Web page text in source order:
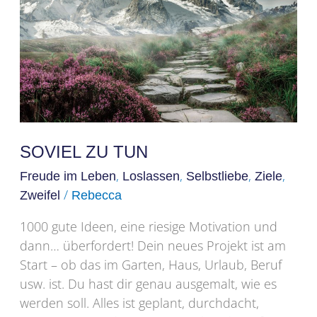
SOVIEL ZU TUN
Freude im Leben, Loslassen, Selbstliebe, Ziele,
Zweifel / Rebecca
1000 gute Ideen, eine riesige Motivation und
dann… überfordert! Dein neues Projekt ist am
Start – ob das im Garten, Haus, Urlaub, Beruf
usw. ist. Du hast dir genau ausgemalt, wie es
werden soll. Alles ist geplant, durchdacht,
tun